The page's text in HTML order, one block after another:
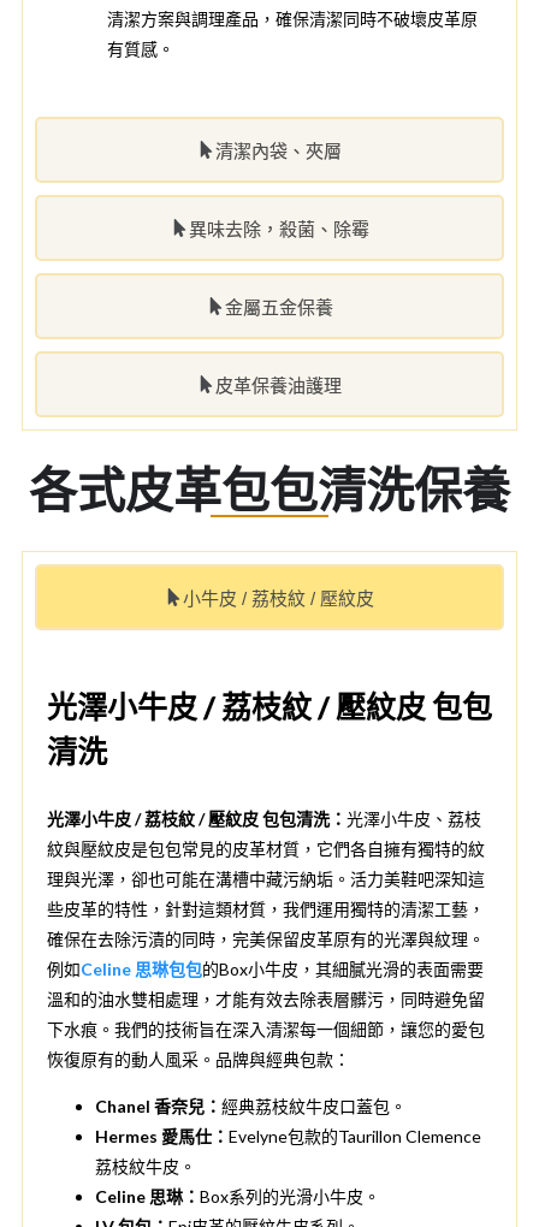
清潔內袋、夾層
異味去除，殺菌、除霉
金屬五金保養
皮革保養油護理
清潔方案與調理產品，確保清潔同時不破壞皮革原
有質感。
各式皮革包包清洗保養
小牛皮 / 荔枝紋 / 壓紋皮
光澤小牛皮 / 荔枝紋 / 壓紋皮 包包
清洗
光澤小牛皮 / 荔枝紋 / 壓紋皮 包包清洗： 光澤小牛皮、荔枝
紋與壓紋皮是包包常見的皮革材質，它們各自擁有獨特的紋
理與光澤，卻也可能在溝槽中藏污納垢。活力美鞋吧深知這
些皮革的特性，針對這類材質，我們運用獨特的清潔工藝，
確保在去除污漬的同時，完美保留皮革原有的光澤與紋理。
例如Celine 思琳包包的Box小牛皮，其細膩光滑的表面需要
溫和的油水雙相處理，才能有效去除表層髒污，同時避免留
下水痕。我們的技術旨在深入清潔每一個細節，讓您的愛包
恢復原有的動人風采。品牌與經典包款：
Chanel 香奈兒： 經典荔枝紋牛皮口蓋包。
Hermes 愛馬仕： Evelyne包款的Taurillon Clemence
荔枝紋牛皮。
Celine 思琳： Box系列的光滑小牛皮。